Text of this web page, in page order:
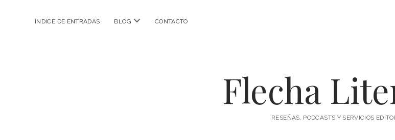
ÍNDICE DE ENTRADAS BLOG abrir
CONTACTO
Flecha
RESEÑAS, PODCASTS Y SERVICIOS